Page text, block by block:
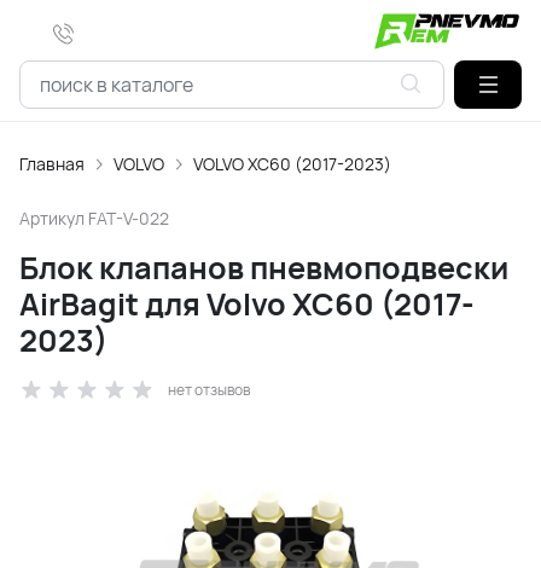
Главная VOLVO VOLVO XC60 (2017-2023)
Артикул FAT-V-022
Блок клапанов пневмоподвески
AirBagit для Volvo XC60 (2017-
2023)
нет отзывов